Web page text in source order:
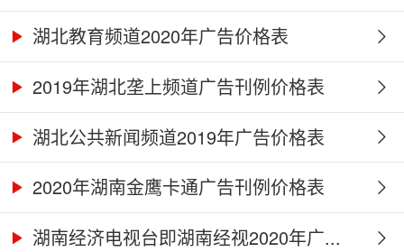
湖北教育频道2020年广告价格表
2019年湖北垄上频道广告刊例价格表
湖北公共新闻频道2019年广告价格表
2020年湖南金鹰卡通广告刊例价格表
湖南经济电视台即湖南经视2020年广...